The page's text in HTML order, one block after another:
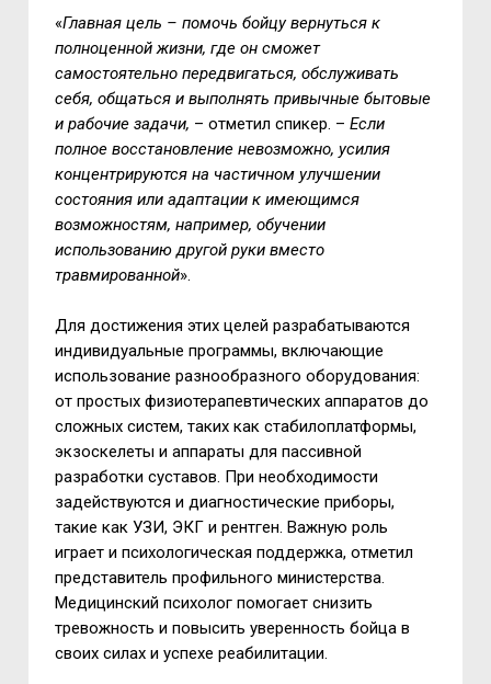
«Главная цель – помочь бойцу вернуться к
полноценной жизни, где он сможет
самостоятельно передвигаться, обслуживать
себя, общаться и выполнять привычные бытовые
и рабочие задачи, – отметил спикер. –Если
полное восстановление невозможно, усилия
концентрируются на частичном улучшении
состояния или адаптации к имеющимся
возможностям, например, обучении
использованию другой руки вместо
травмированной».
Для достижения этих целей разрабатываются
индивидуальные программы, включающие
использование разнообразного оборудования:
от простых физиотерапевтических аппаратов до
сложных систем, таких как стабилоплатформы,
экзоскелеты и аппараты для пассивной
разработки суставов. При необходимости
задействуются и диагностические приборы,
такие как УЗИ, ЭКГ и рентген. Важную роль
играет и психологическая поддержка, отметил
представитель профильного министерства.
Медицинский психолог помогает снизить
тревожность и повысить уверенность бойца в
своих силах и успехе реабилитации.